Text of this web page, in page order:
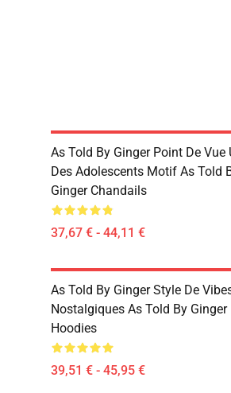
As Told By Ginger Point De Vue
Des Adolescents Motif As Told
Ginger Chandails
37,67 € - 44,11 €
As Told By Ginger Style De
Nostalgiques As Told By Ginger
Hoodies
39,51 € - 45,95 €